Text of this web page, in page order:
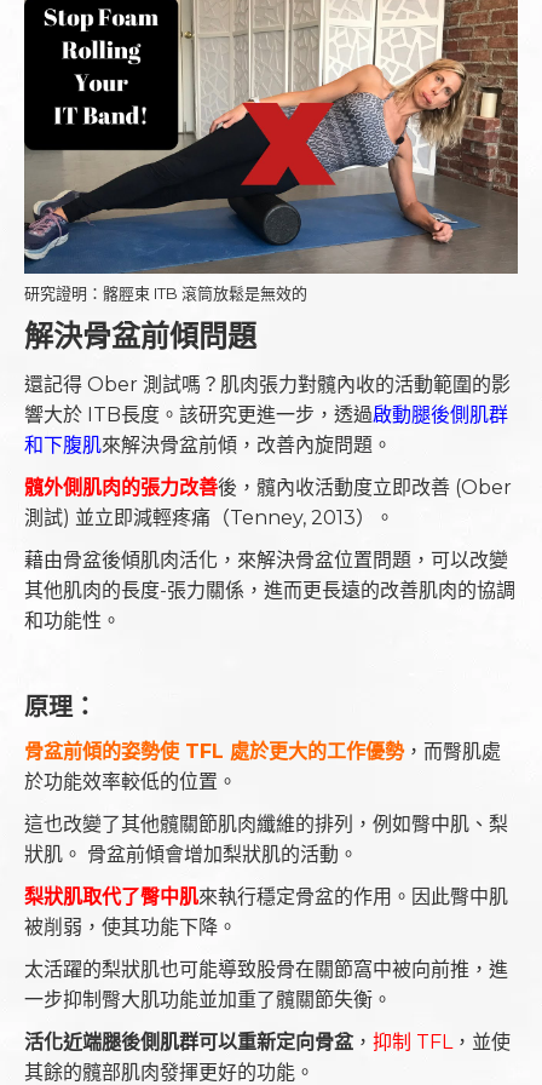
研究證明：髂脛束 ITB 滾筒放鬆是無效的
解決骨盆前傾問題
還記得 Ober 測試嗎？肌肉張力對髖內收的活動範圍的影
響大於 ITB長度。該研究更進一步，透過啟動腿後側肌群
和下腹肌來解決骨盆前傾，改善內旋問題。
髖外側肌肉的張力改善後，髖內收活動度立即改善 (Ober
測試) 並立即減輕疼痛（Tenney, 2013）。
藉由骨盆後傾肌肉活化，來解決骨盆位置問題，可以改變
其他肌肉的長度-張力關係，進而更長遠的改善肌肉的協調
和功能性。
原理：
骨盆前傾的姿勢使 TFL 處於更大的工作優勢，而臀肌處
於功能效率較低的位置。
這也改變了其他髖關節肌肉纖維的排列，例如臀中肌、梨
狀肌。 骨盆前傾會增加梨狀肌的活動。
梨狀肌取代了臀中肌來執行穩定骨盆的作用。因此臀中肌
被削弱，使其功能下降。
太活躍的梨狀肌也可能導致股骨在關節窩中被向前推，進
一步抑制臀大肌功能並加重了髖關節失衡。
活化近端腿後側肌群可以重新定向骨盆 ， 抑制 TFL，並使
其餘的髖部肌肉發揮更好的功能。